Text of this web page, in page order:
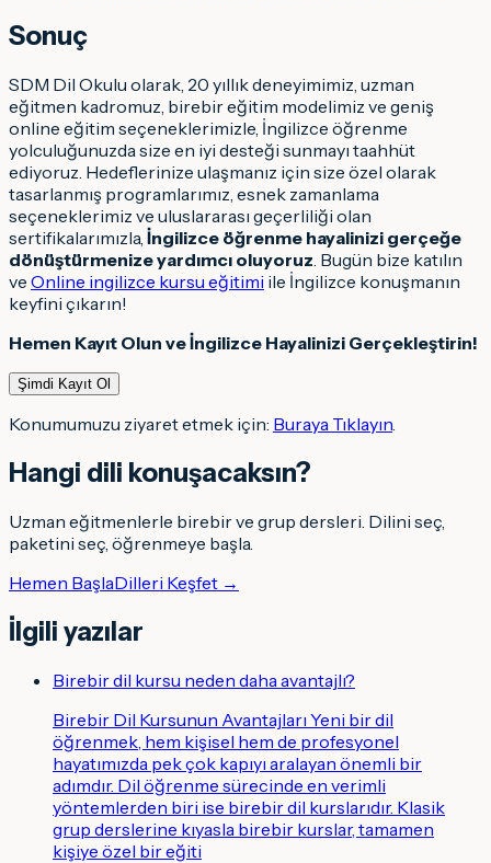
Sonuç
SDM Dil Okulu olarak, 20 yıllık deneyimimiz, uzman
eğitmen kadromuz, birebir eğitim modelimiz ve geniş
online eğitim seçeneklerimizle, İngilizce öğrenme
yolculuğunuzda size en iyi desteği sunmayı taahhüt
ediyoruz. Hedeflerinize ulaşmanız için size özel olarak
tasarlanmış programlarımız, esnek zamanlama
seçeneklerimiz ve uluslararası geçerliliği olan
sertifikalarımızla, İngilizce öğrenme hayalinizi gerçeğe
dönüştürmenize yardımcı oluyoruz. Bugün bize katılın
ve Online ingilizce kursu eğitimi ile İngilizce konuşmanın
keyfini çıkarın!
Hemen Kayıt Olun ve İngilizce Hayalinizi Gerçekleştirin!
Şimdi Kayıt Ol
Konumumuzu ziyaret etmek için: Buraya Tıklayın.
Hangi dili konuşacaksın?
Uzman eğitmenlerle birebir ve grup dersleri. Dilini seç,
paketini seç, öğrenmeye başla.
Hemen BaşlaDilleri Keşfet →
İlgili yazılar
Birebir dil kursu neden daha avantajlı?
Birebir Dil Kursunun Avantajları Yeni bir dil
öğrenmek, hem kişisel hem de profesyonel
hayatımızda pek çok kapıyı aralayan önemli bir
adımdır. Dil öğrenme sürecinde en verimli
yöntemlerden biri ise birebir dil kurslarıdır. Klasik
grup derslerine kıyasla birebir kurslar, tamamen
kişiye özel bir eğiti